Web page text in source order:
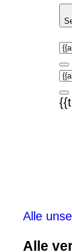
Alle
Alle